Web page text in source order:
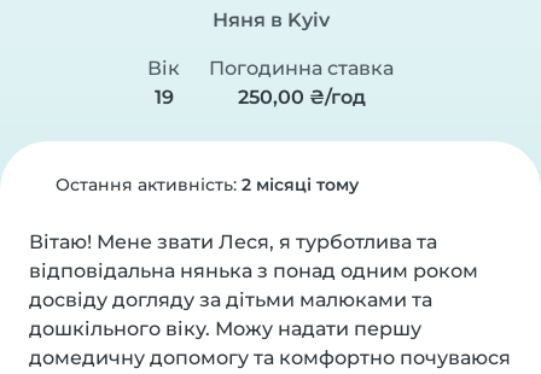
Няня в Kyiv
Вік
19
Погодинна ставка
250,00 ₴/год
Остання активність: 2 місяці тому
Вітаю! Мене звати Леся, я турботлива та
відповідальна нянька з понад одним роком
досвіду догляду за дітьми малюками та
дошкільного віку. Можу надати першу
домедичну допомогу та комфортно почуваюся